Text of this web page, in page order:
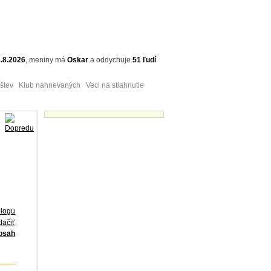
, meniny má Oskar a oddychuje 51 ľudí
Klub nahnevaných Veci na stiahnutie